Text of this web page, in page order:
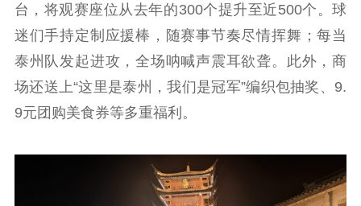
台，将观赛座位从去年的300个提升至近500个。球
迷们手持定制应援棒，随赛事节奏尽情挥舞；每当
泰州队发起进攻，全场呐喊声震耳欲聋。此外，商
场还送上“这里是泰州，我们是冠军”编织包抽奖、9.
9元团购美食券等多重福利。